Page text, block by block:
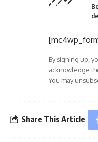
By signing up,
acknowledge
You may
Share This Article